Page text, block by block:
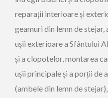
reparații interioare și
geamuri din lemn de stejar,
ușii exterioare a Sfântului
și a clopotelor, montarea
ușii principale și a porții de
(ambele din lemn de